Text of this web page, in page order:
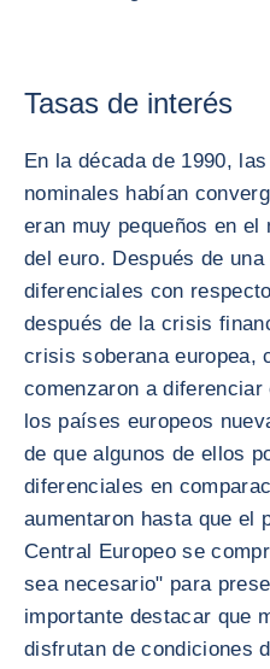
Tasas de interés
En la década de 1990,
nominales habían
eran muy pequeños en el
del euro. Después de
diferenciales con
después de la crisis
crisis soberana europea,
comenzaron a
los países europeos
de que algunos de ellos
diferenciales en
aumentaron hasta que el
Central Europeo se
sea necesario" para
importante destacar que
disfrutan de condiciones